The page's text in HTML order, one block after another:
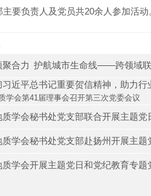
主要负责人及党员共20余人参加活动
聚合力 护航城市生命线——跨领域
习近平总书记重要贺信精神，助力行
会第41届理事会召开第三次党委会议
质学会秘书处党支部联合开展主题党
质学会秘书处党支部赴扬州开展主题
质学会开展主题党日和党纪教育专题